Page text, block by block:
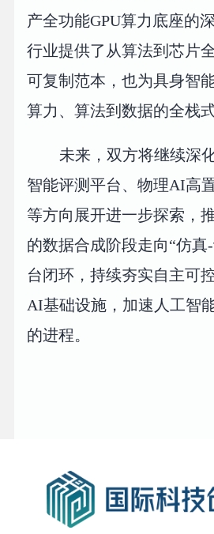
产全功能GPU算力底座的
行业提供了从算法到芯片
可复制范本，也为具身智
算力、算法到数据的全栈式
未来，双方将继续深
智能评测平台、物理AI高
等方向展开进一步探索，
的数据合成阶段走向“仿真
台闭环，持续夯实自主可
AI基础设施，加速人工智
的进程。